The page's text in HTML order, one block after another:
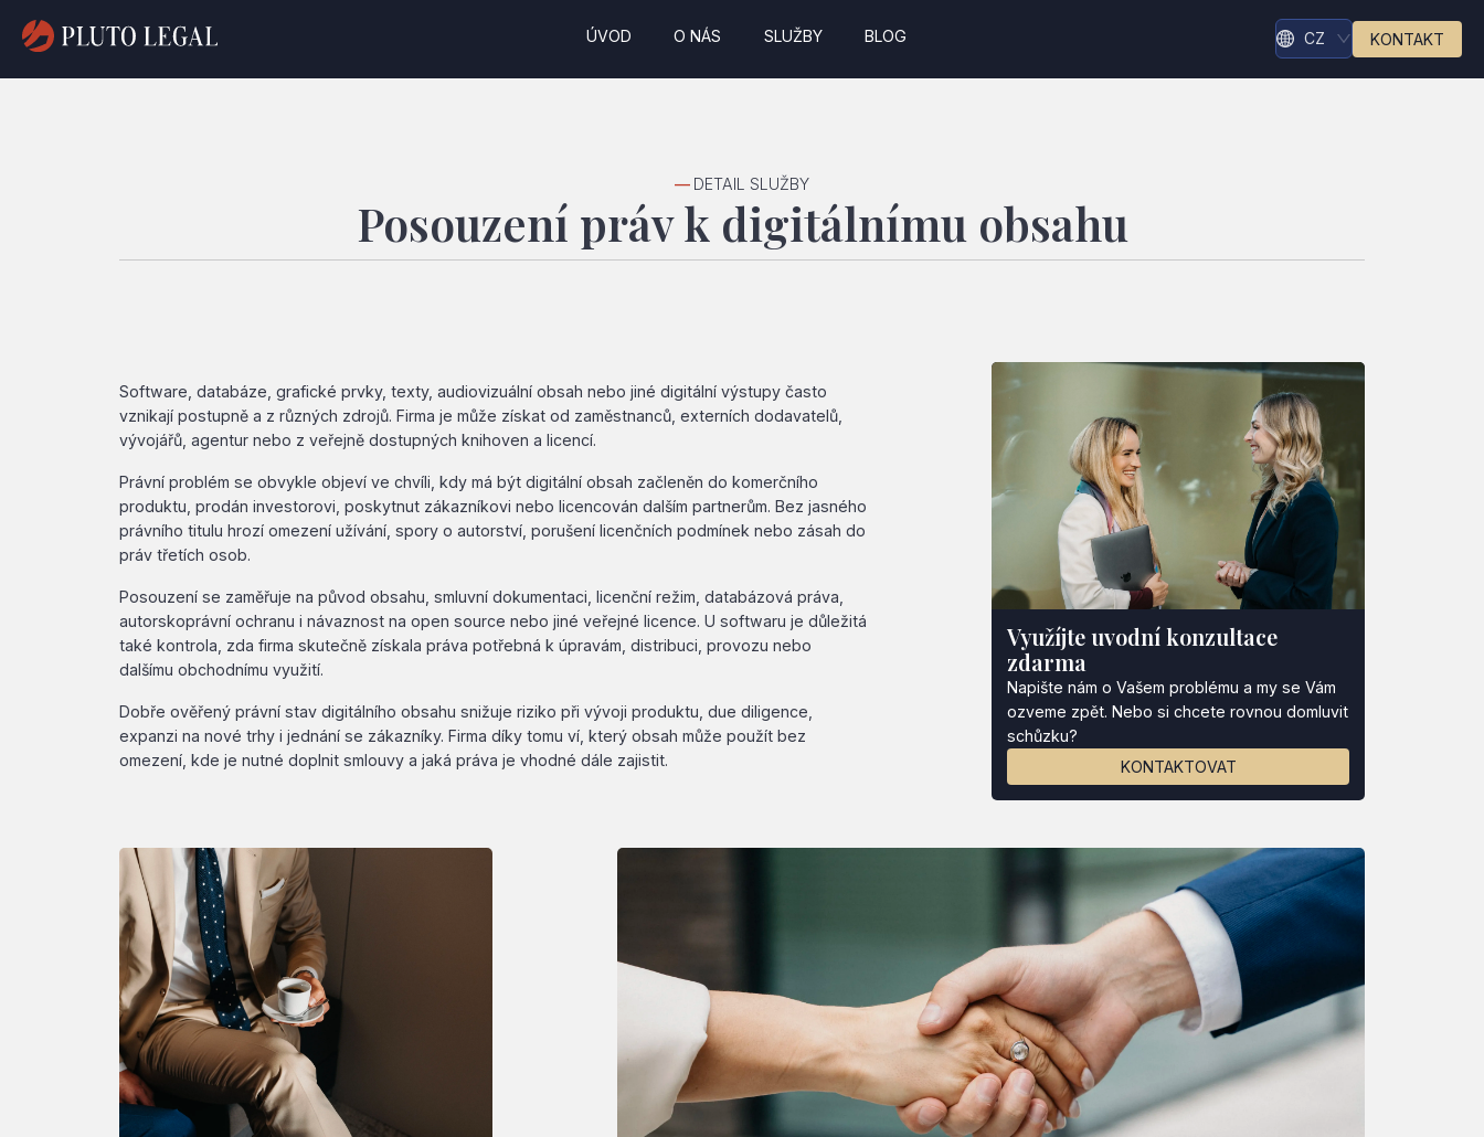
ÚVOD O NÁS SLUŽBY BLOG CZ KONTAKT
— DETAIL SLUŽBY
Posouzení práv k digitálnímu obsahu
Software, databáze, grafické prvky, texty, audiovizuální obsah nebo jiné digitální výstupy často
vznikají postupně a z různých zdrojů. Firma je může získat od zaměstnanců, externích dodavatelů,
vývojářů, agentur nebo z veřejně dostupných knihoven a licencí.
Právní problém se obvykle objeví ve chvíli, kdy má být digitální obsah začleněn do komerčního
produktu, prodán investorovi, poskytnut zákazníkovi nebo licencován dalším partnerům. Bez jasného
právního titulu hrozí omezení užívání, spory o autorství, porušení licenčních podmínek nebo zásah do
práv třetích osob.
Posouzení se zaměřuje na původ obsahu, smluvní dokumentaci, licenční režim, databázová práva,
autorskoprávní ochranu i návaznost na open source nebo jiné veřejné licence. U softwaru je důležitá
také kontrola, zda firma skutečně získala práva potřebná k úpravám, distribuci, provozu nebo
dalšímu obchodnímu využití.
Dobře ověřený právní stav digitálního obsahu snižuje riziko při vývoji produktu, due diligence,
expanzi na nové trhy i jednání se zákazníky. Firma díky tomu ví, který obsah může použít bez
omezení, kde je nutné doplnit smlouvy a jaká práva je vhodné dále zajistit.
Využíjte uvodní konzultace
zdarma
Napište nám o Vašem problému a my se Vám
ozveme zpět. Nebo si chcete rovnou domluvit
schůzku?
KONTAKTOVAT